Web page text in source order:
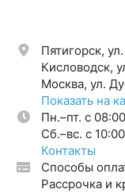
Пятигорск,
Кисловодск,
Москва, ул.
Показать на
Пн.–пт. с
Cб.–вс. с
Контакты
Способы
Рассрочка и